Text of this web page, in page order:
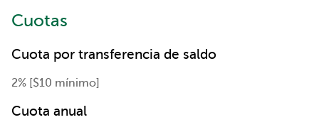
Cuotas
Cuota por transferencia de saldo
2% [$10 mínimo]
Cuota anual